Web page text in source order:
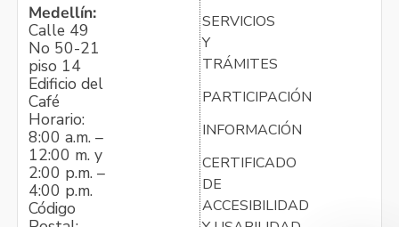
Medellín:
Calle 49
No 50-21
piso 14
Edificio del
Café
Horario:
8:00 a.m. –
12:00 m. y
2:00 p.m. –
4:00 p.m.
Código
SERVICIOS
Y
TRÁMITES
PARTICIPACIÓN
INFORMACIÓN
CERTIFICADO
DE
ACCESIBILIDAD